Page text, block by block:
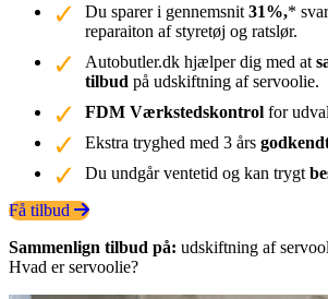
Du sparer i gennemsnit 31%,*
reparaiton af styretøj og ratslør.
Autobutler.dk hjælper dig med at
tilbud på udskiftning af servoolie.
FDM Værkstedskontrol for
Ekstra tryghed med 3 års
Du undgår ventetid og kan trygt
Få tilbud
Sammenlign tilbud på: udskiftning af
Hvad er servoolie?